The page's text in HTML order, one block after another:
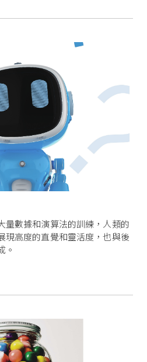
量數據和演算法的訓練，人類的
現高度的直覺和靈活度，也與後
。